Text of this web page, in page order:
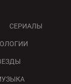
СЕРИАЛЫ